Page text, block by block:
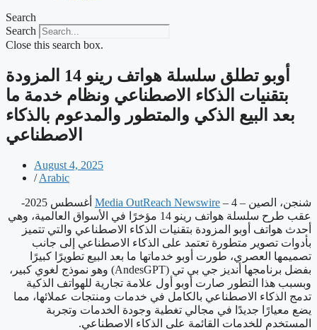
Search
Search
Close this search box.
‫أوبو تطلق سلسلة هواتف رينو 14 المزودة
بتقنيات الذكاء الاصطناعي ونظام خدمة ما
بعد البيع الذكي والمتطور والمدعوم بالذكاء
الاصطناعي
August 4, 2025
/ Arabic
شنجن، الصين – Media OutReach Newswire
– 4 أغسطس 2025-
عقب طرح سلسلة هواتف رينو 14 مؤخرًا في الأسواق العالمية، وهي
أحدث هواتف أوبو المزودة بتقنيات الذكاء الاصطناعي والتي تتميز
بأدوات تصوير متطورة تعتمد على الذكاء الاصطناعي إلى جانب
تصميمها العصري، طورت أوبو خدماتها ما بعد البيع تطويرًا كبيرًا
بفضل برنامجها أنديز جي بي تي (AndesGPT) وهو نموذج لغوي كبير،
وبسبب هذا التطور صارت أوبو أول علامة تجارية للهواتف الذكية
تدمج الذكاء الاصطناعي بالكامل في خدمات ومنتجات عملائها، مما
يضع معيارًا جديدًا في مجالي تغطية وجودة الخدمات وتجربة
المستخدم للخدمات القائمة على الذكاء الاصطناعي.